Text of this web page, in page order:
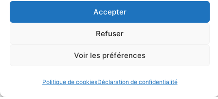
Accepter
Refuser
Voir les préférences
Politique de cookiesDéclaration de confidentialité
VIGNERONS DES COTEAUX DU
CÉOU